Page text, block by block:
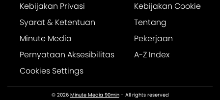
Kebijakan Privasi
Kebijakan Cookie
Syarat & Ketentuan
Tentang
Minute Media
Pekerjaan
Pernyataan Aksesibilitas
A-Z Index
Cookies Settings
© 2026 Minute Media 90min- All rights reserved